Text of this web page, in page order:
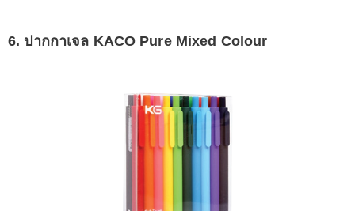
6. ปากกาเจล KACO Pure Mixed Colour